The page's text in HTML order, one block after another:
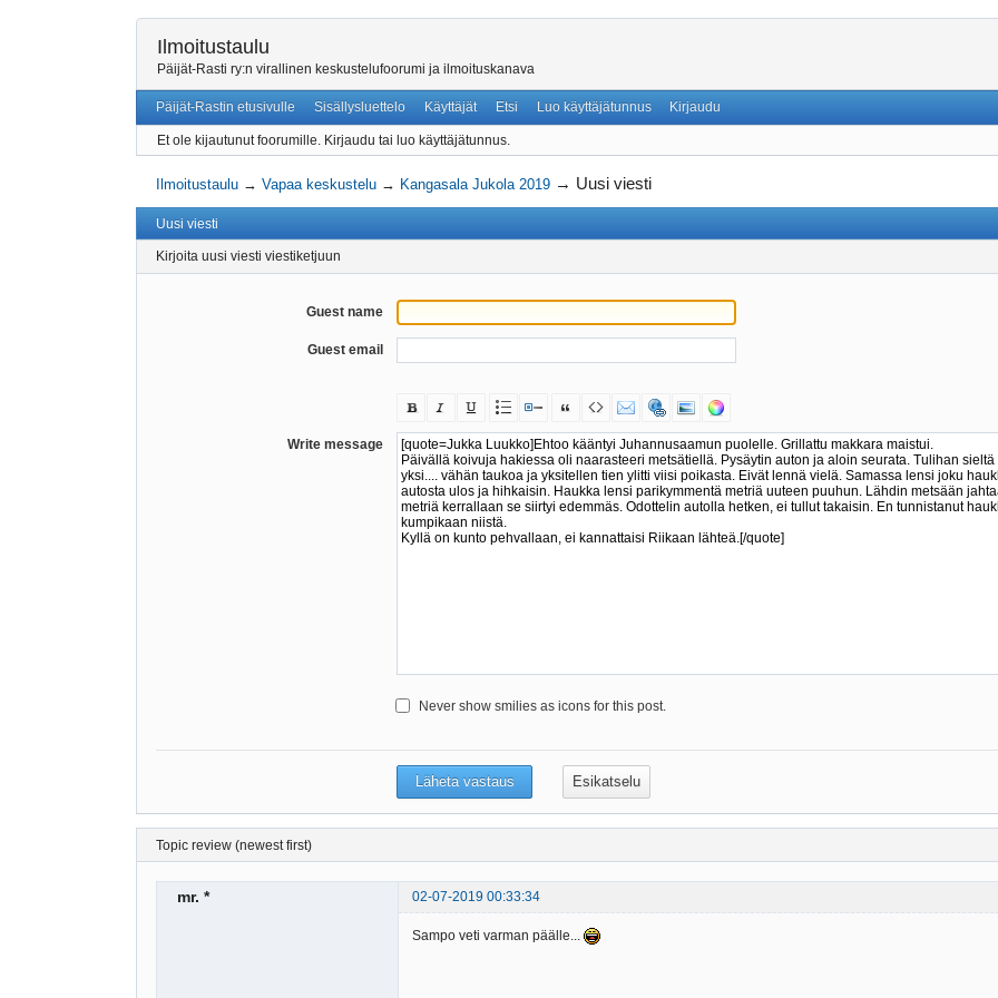
Ilmoitustaulu
Päijät-Rasti ry:n virallinen keskustelufoorumi ja ilmoituskanava
Päijät-Rastin etusivulle Sisällysluettelo Käyttäjät Etsi Luo käyttäjätunnus Kirjaudu
Et ole kijautunut foorumille. Kirjaudu tai luo käyttäjätunnus.
Ilmoitustaulu →Vapaa keskustelu → Kangasala Jukola 2019 → Uusi viesti
Uusi viesti
Kirjoita uusi viesti viestiketjuun
Guest name
Guest email
Write message
Never show smilies as icons for this post.
Topic review (newest first)
mr. * 02-07-2019 00:33:34
Sampo veti varman päälle...